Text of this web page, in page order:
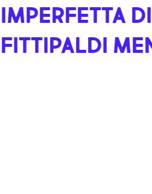
IMPERFETTA
FITTIPALDI